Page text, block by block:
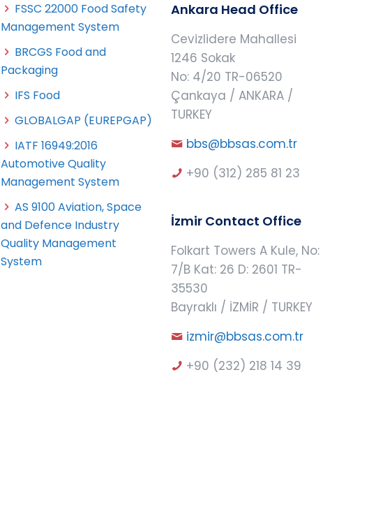
FSSC 22000 Food Safety
Management System
BRCGS Food and
Packaging
IFS Food
GLOBALGAP (EUREPGAP)
IATF 16949:2016
Automotive Quality
Management System
AS 9100 Aviation, Space
and Defence Industry
Quality Management
System
Ankara Head Office
Cevizlidere Mahallesi
1246 Sokak
No: 4/20 TR-06520
Çankaya / ANKARA /
TURKEY
bbs@bbsas.com.tr
+90 (312) 285 81 23
İzmir Contact Office
Folkart Towers A Kule, No:
7/B Kat: 26 D: 2601 TR-
35530
Bayraklı / İZMİR / TURKEY
izmir@bbsas.com.tr
+90 (232) 218 14 39